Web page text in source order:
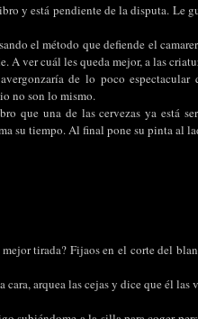
y está pendiente de la disputa. Le
el método que defiende el
A ver cuál les queda mejor, a las
de lo poco
no son lo mismo.
que una de las cervezas ya está
su tiempo. Al final pone su pinta al
tirada? Fijaos en el corte del
arquea las cejas y dice que él las